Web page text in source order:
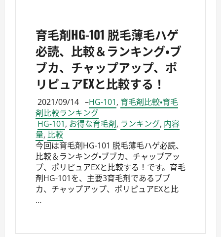
育毛剤HG-101 脱毛薄毛ハゲ
必読、比較＆ランキング・ブ
ブカ、チャップアップ、ポ
リピュアEXと比較する！
2021/09/14 –HG-101, 育毛剤比較・育毛
剤比較ランキング
HG-101, お得な育毛剤, ランキング, 内容
量, 比較
今回は育毛剤HG-101 脱毛薄毛ハゲ必読、
比較＆ランキング・ブブカ、チャップアッ
プ、ポリピュアEXと比較する！です。育毛
剤HG-101を、主要3育毛剤であるブブ
カ、チャップアップ、ポリピュアEXと比
…